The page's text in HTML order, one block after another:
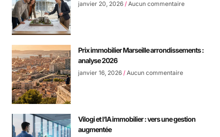
janvier 20, 2026 Aucun commentaire
Prix immobilier Marseille arrondissements :
analyse 2026
janvier 16, 2026 Aucun commentaire
Vilogi et l’IA immobilier : vers une gestion
augmentée